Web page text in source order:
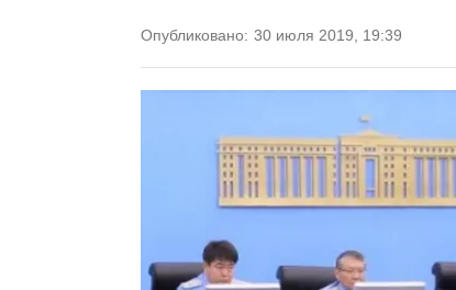
Опубликовано: 30 июля 2019, 19:39